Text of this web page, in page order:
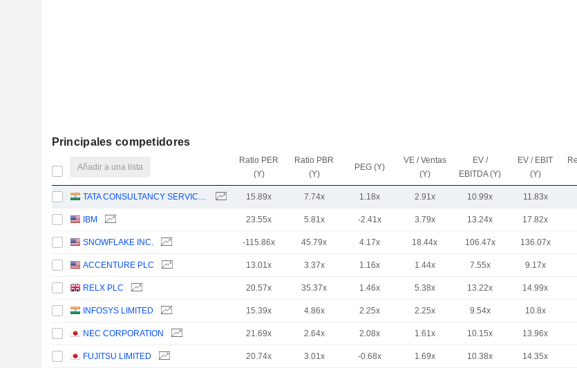
Principales competidores
Añadir a una lista
Ratio PER
(Y)
Ratio PBR
(Y)
PEG (Y)
VE / Ventas
(Y)
EV /
EBITDA (Y)
EV / EBIT
(Y)
TATA CONSULTANCY SERVICES LTD. 15.89x 7.74x 1.18x 2.91x 10.99x 11.83x
IBM 23.55x 5.81x -2.41x 3.79x 13.24x 17.82x
SNOWFLAKE INC. -115.86x 45.79x 4.17x 18.44x 106.47x 136.07x
ACCENTURE PLC 13.01x 3.37x 1.16x 1.44x 7.55x 9.17x
RELX PLC 20.57x 35.37x 1.46x 5.38x 13.22x 14.99x
INFOSYS LIMITED 15.39x 4.86x 2.25x 2.25x 9.54x 10.8x
NEC CORPORATION 21.69x 2.64x 2.08x 1.61x 10.15x 13.96x
FUJITSU LIMITED 20.74x 3.01x -0.68x 1.69x 10.38x 14.35x